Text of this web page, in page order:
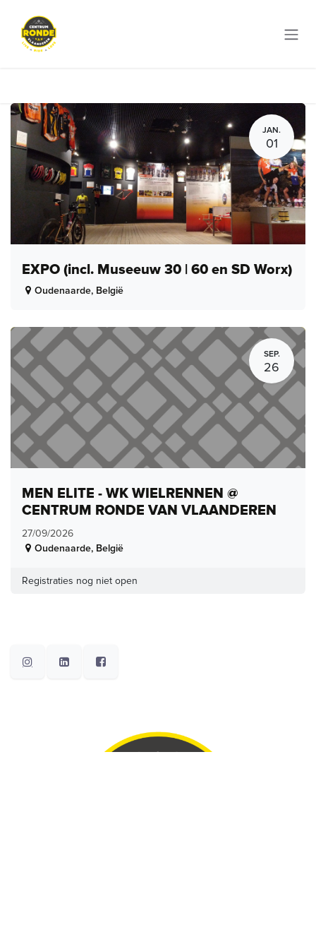
JAN.
01
EXPO (incl. Museeuw 30 | 60 en SD Worx)
Oudenaarde, België
SEP.
26
MEN ELITE - WK WIELRENNEN @
CENTRUM RONDE VAN VLAANDEREN
27/09/2026
Oudenaarde, België
Registraties nog niet open